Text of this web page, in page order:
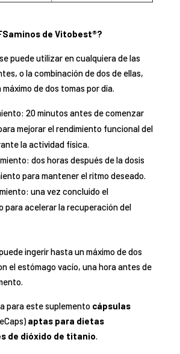
de Vitobest®?
se puede utilizar en cualquiera de las
o la combinación de dos de ellas,
de dos tomas por día.
20 minutos antes de comenzar
mejorar el rendimiento funcional del
la actividad física.
dos horas después de la dosis
para mantener el ritmo deseado.
una vez concluido el
para acelerar la recuperación del
ingerir hasta un máximo de dos
el estómago vacío, una hora antes de
para este suplemento cápsulas
aptas para dietas
de dióxido de titanio.